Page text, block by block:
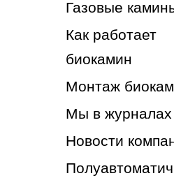
Газовые
Как работает
биокамин
Монтаж
Мы в журналах
Новости